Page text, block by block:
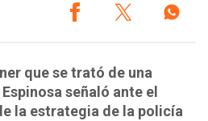
que se trató de una
señaló ante el
la estrategia de la policía